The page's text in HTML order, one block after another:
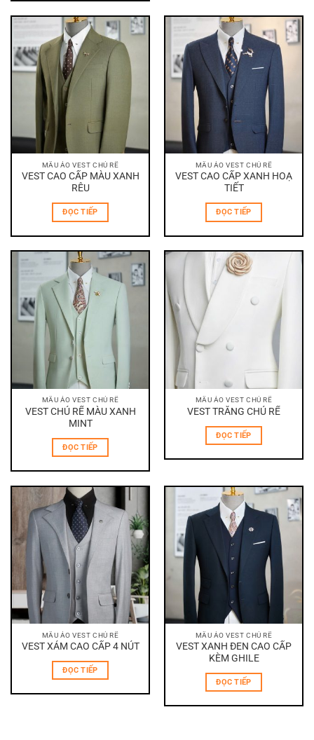
MẪU ÁO VEST CHÚ RỂ
VEST CAO CẤP MÀU XANH
RÊU
ĐỌC TIẾP
MẪU ÁO VEST CHÚ RỂ
VEST CAO CẤP XANH HOẠ
TIẾT
ĐỌC TIẾP
MẪU ÁO VEST CHÚ RỂ
VEST CHÚ RỂ MÀU XANH
MINT
ĐỌC TIẾP
MẪU ÁO VEST CHÚ RỂ
VEST TRẮNG CHÚ RỂ
ĐỌC TIẾP
MẪU ÁO VEST CHÚ RỂ
VEST XÁM CAO CẤP 4 NÚT
ĐỌC TIẾP
MẪU ÁO VEST CHÚ RỂ
VEST XANH ĐEN CAO CẤP
KÈM GHILE
ĐỌC TIẾP